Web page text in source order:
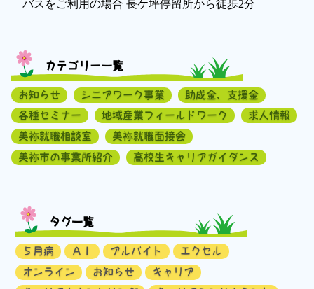
バスをご利用の場合 長ケ坪停留所から徒歩2分
カテゴリー一覧
お知らせ シニアワーク事業
助成金、支援金
各種セミナー
地域産業フィールドワーク
求人情報
美祢就職相談室
美祢就職面接会
美祢市の事業所紹介
高校生キャリアガイダンス
タグ一覧
５月病 ＡＩ アルバイト
エクセル
オンライン
お知らせ
キャリア